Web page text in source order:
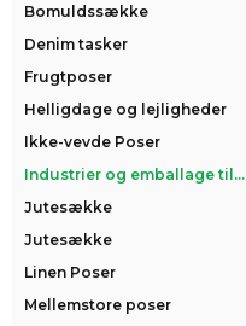
Bomuldssække
Denim tasker
Frugtposer
Helligdage og lejligheder
Ikke-vevde Poser
Industrier og emballage til...
Jutesække
Jutesække
Linen Poser
Mellemstore poser